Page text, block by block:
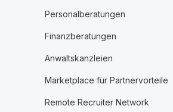
Personalberatungen
Finanzberatungen
Anwaltskanzleien
Marketplace für Partnervorteile
Remote Recruiter Network